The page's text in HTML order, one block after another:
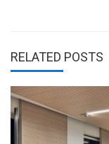
RELATED POSTS